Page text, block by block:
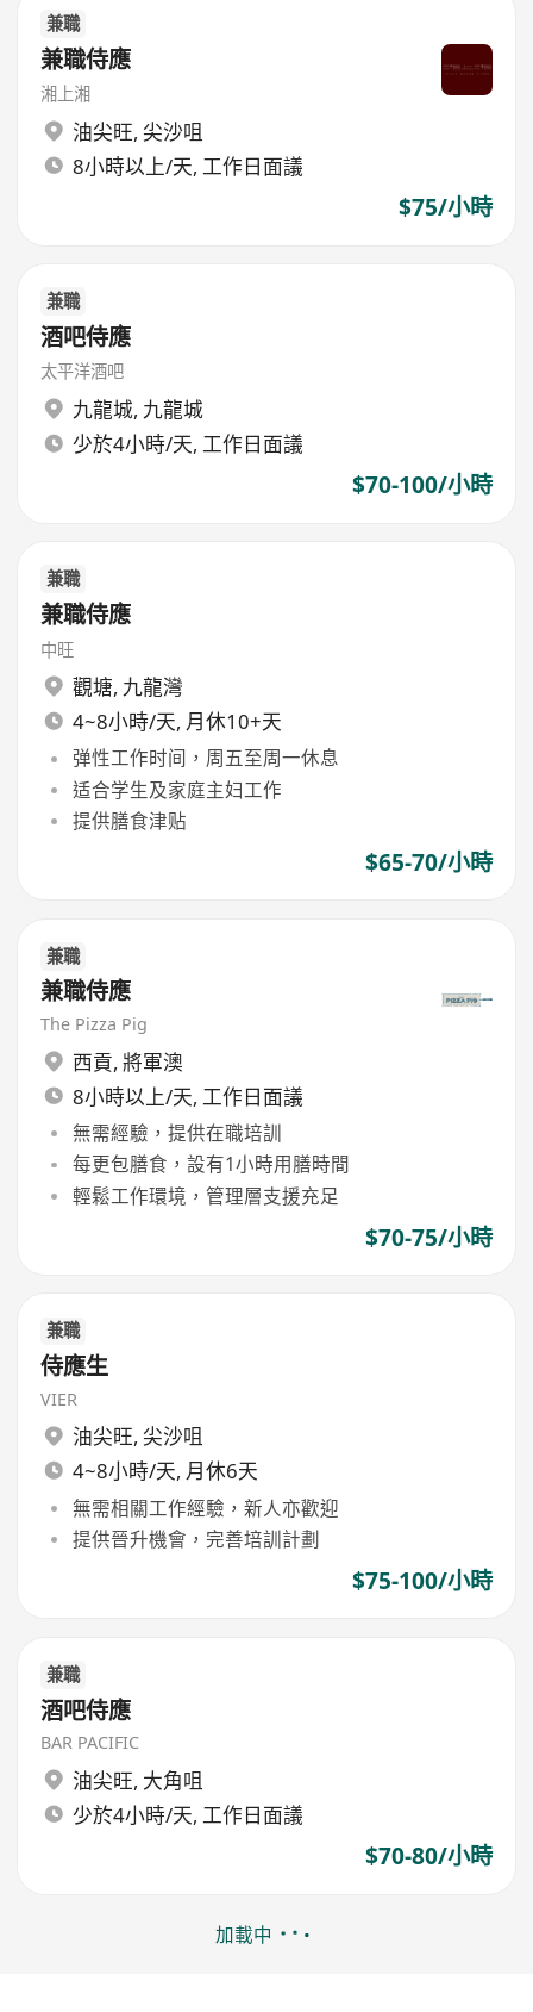
兼職
兼職侍應
湘上湘
油尖旺, 尖沙咀
8小時以上/天, 工作日面議
$75/小時
兼職
酒吧侍應
太平洋酒吧
九龍城, 九龍城
少於4小時/天, 工作日面議
$70-100/小時
兼職
兼職侍應
中旺
觀塘, 九龍灣
4~8小時/天, 月休10+天
弹性工作时间，周五至周一休息
适合学生及家庭主妇工作
提供膳食津贴
$65-70/小時
兼職
兼職侍應
The Pizza Pig
西貢, 將軍澳
8小時以上/天, 工作日面議
無需經驗，提供在職培訓
每更包膳食，設有1小時用膳時間
輕鬆工作環境，管理層支援充足
$70-75/小時
兼職
侍應生
VIER
油尖旺, 尖沙咀
4~8小時/天, 月休6天
無需相關工作經驗，新人亦歡迎
提供晉升機會，完善培訓計劃
$75-100/小時
兼職
酒吧侍應
BAR PACIFIC
油尖旺, 大角咀
少於4小時/天, 工作日面議
$70-80/小時
加載中